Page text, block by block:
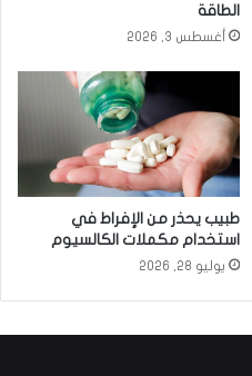
الطاقة
أغسطس 3, 2026
طبيب يحذر من الإفراط في
استخدام مكملات الكالسيوم
يوليو 28, 2026